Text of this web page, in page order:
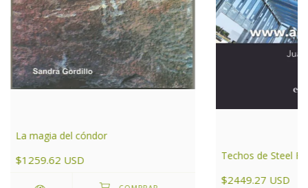
La magia del cóndor
$1259.62 USD Techos de Steel
$2449.27 USD